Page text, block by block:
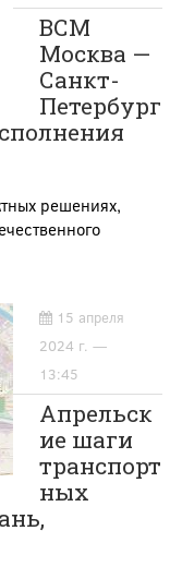
ВСМ
Москва —
Санкт-
Петербург
решениях,
15 апреля
2024 г. —
13:45
Апрельск
ие шаги
транспорт
ных